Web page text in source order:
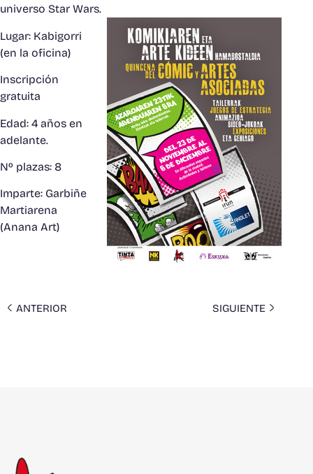
universo Star Wars.
Lugar: Kabigorri
(en la oficina)
Inscripción
gratuita
Edad: 4 años en
adelante.
Nº plazas: 8
Imparte: Garbiñe
Martiarena
(Anana Art)
ANTERIOR SIGUIENTE